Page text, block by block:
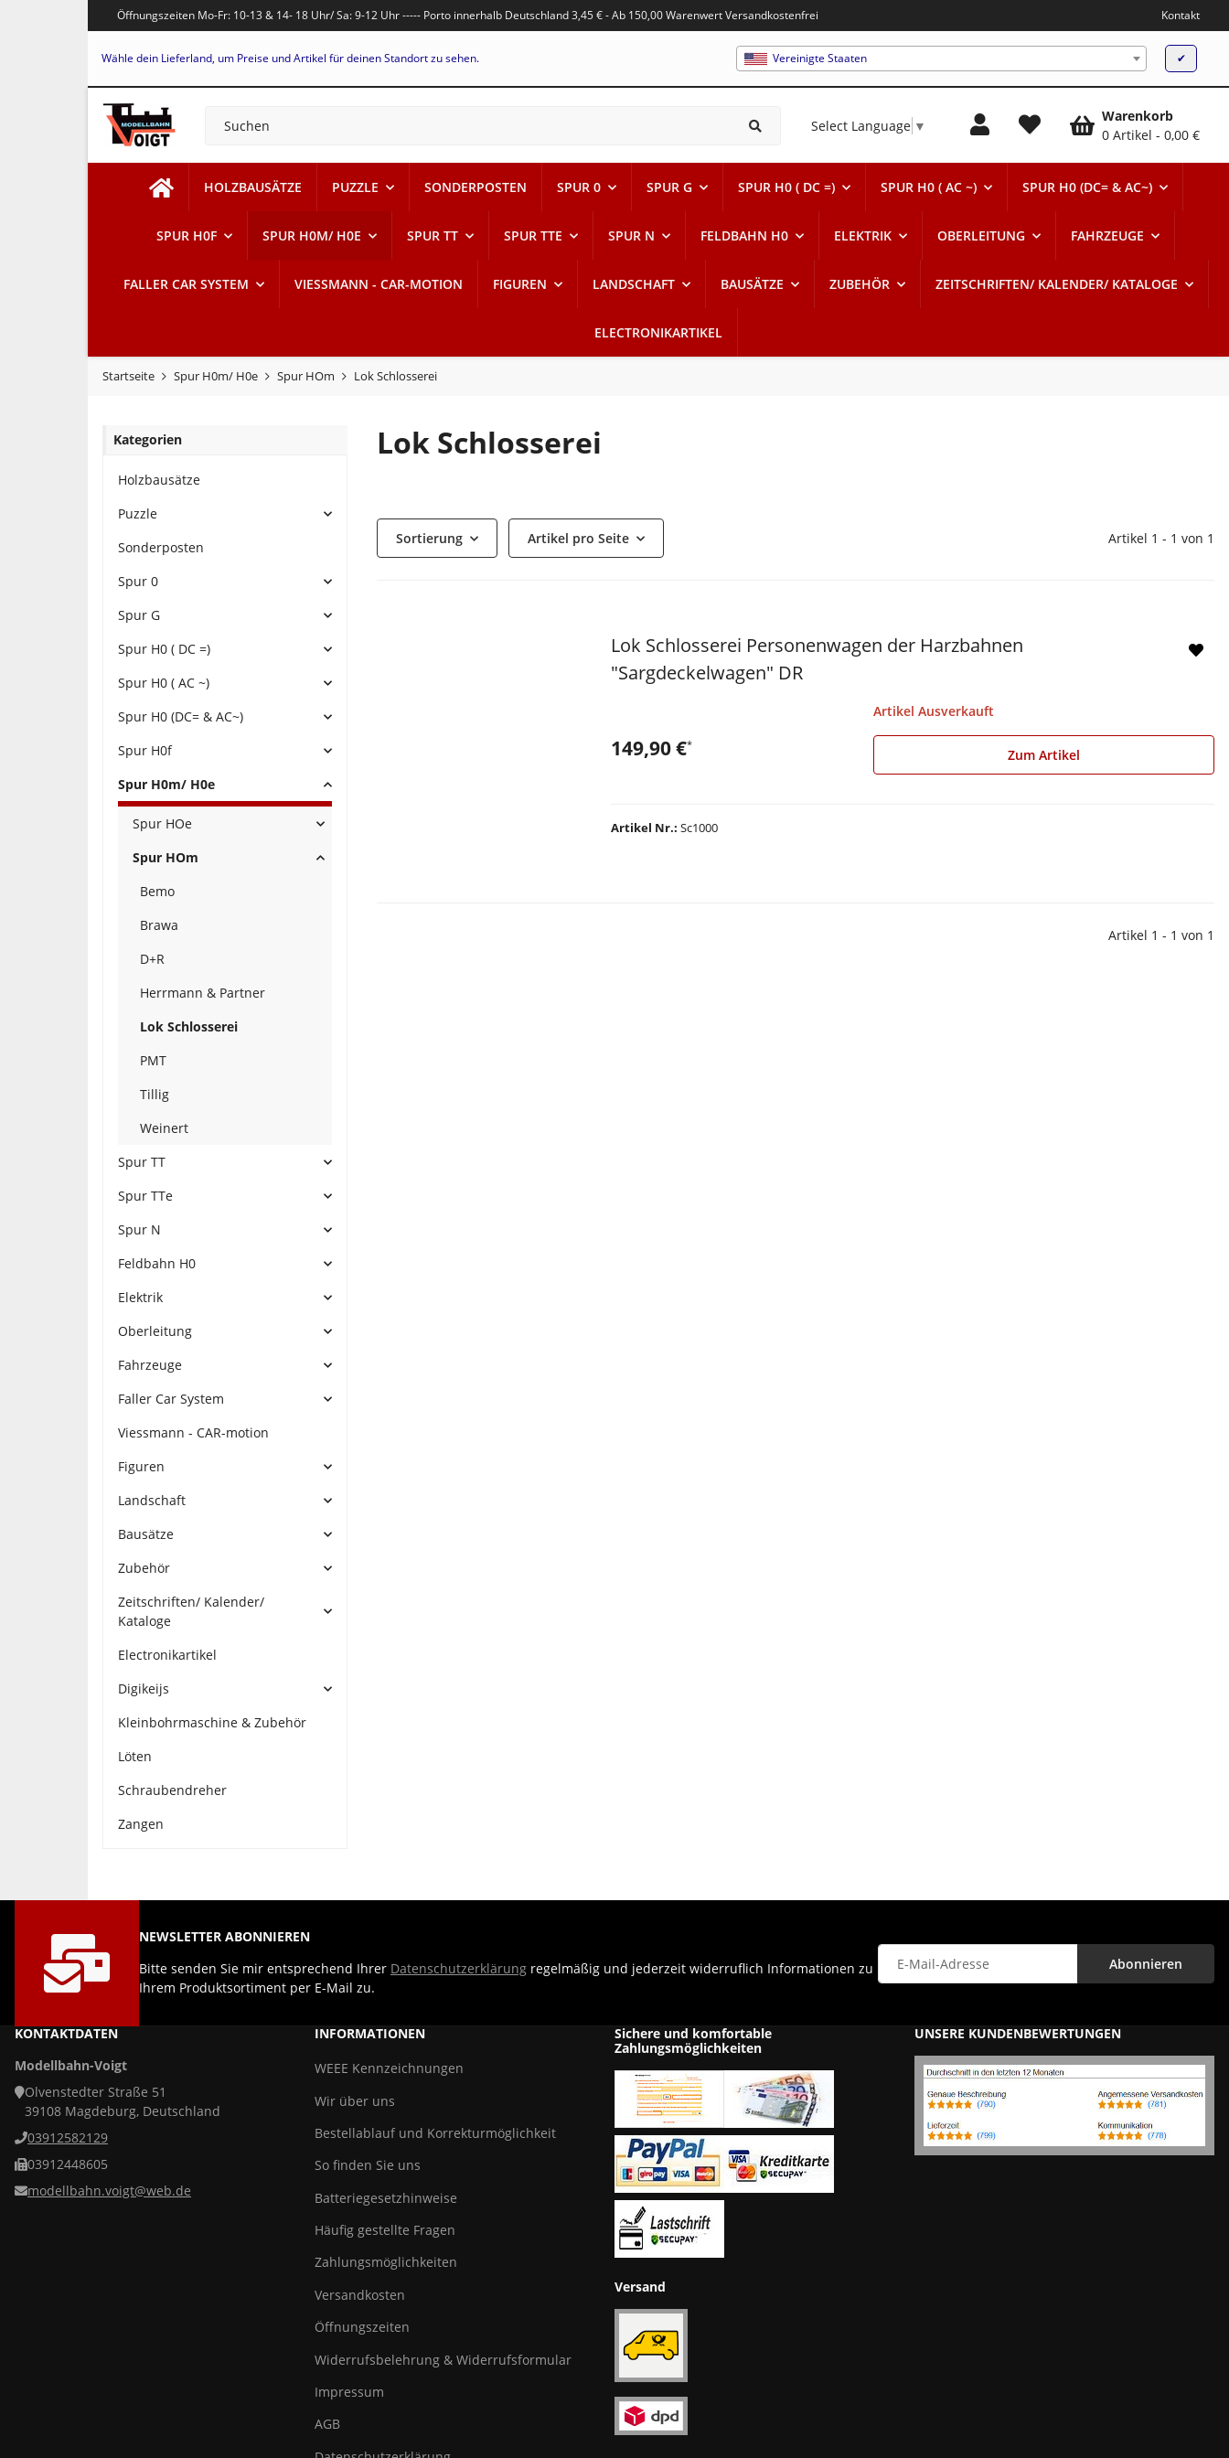
Öffnungszeiten Mo-Fr: 10-13 & 14- 18 Uhr/ Sa: 9-12 Uhr ----- Porto innerhalb Deutschland 3,45 € - Ab 150,00 Warenwert Versandkostenfrei Kontakt
Wähle dein Lieferland, um Preise und Artikel für deinen Standort zu sehen. Vereinigte Staaten ✔
Select Language ▼
HOLZBAUSÄTZE PUZZLE SONDERPOSTEN SPUR 0 SPUR G SPUR H0 ( DC =) SPUR H0 ( AC ~) SPUR H0 (DC= & AC~)
SPUR H0F SPUR H0M/ H0E SPUR TT SPUR TTE SPUR N FELDBAHN H0 ELEKTRIK OBERLEITUNG FAHRZEUGE
FALLER CAR SYSTEM VIESSMANN - CAR-MOTION FIGUREN LANDSCHAFT BAUSÄTZE ZUBEHÖR ZEITSCHRIFTEN/ KALENDER/ KATALOGE
ELECTRONIKARTIKEL
Warenkorb
0 Artikel
0,00 €
Startseite Spur H0m/ H0e Spur HOm Lok Schlosserei
Lok Schlosserei
Sortierung Artikel pro Seite Artikel 1 - 1 von 1
Lok Schlosserei Personenwagen der Harzbahnen
"Sargdeckelwagen" DR
Artikel Ausverkauft
Artikel Nr. Sc1000
149,90 €*
Zum Artikel
Artikel 1 - 1 von 1
Kategorien
Holzbausätze
Puzzle
Sonderposten
Spur 0
Spur G
Spur H0 ( DC =)
Spur H0 ( AC ~)
Spur H0 (DC= & AC~)
Spur H0f
Spur H0m/ H0e
Spur HOe
Spur HOm
Bemo
Brawa
D+R
Herrmann & Partner
Lok Schlosserei
PMT
Tillig
Weinert
Spur TT
Spur TTe
Spur N
Feldbahn H0
Elektrik
Oberleitung
Fahrzeuge
Faller Car System
Viessmann - CAR-motion
Figuren
Landschaft
Bausätze
Zubehör
Zeitschriften/ Kalender/
Kataloge
Electronikartikel
Digikeijs
Kleinbohrmaschine & Zubehör
Löten
Schraubendreher
Zangen
KONTAKTDATEN
Modellbahn-Voigt
Olvenstedter Straße 51
39108 Magdeburg, Deutschland
03912582129
03912448605
modellbahn.voigt@web.de
INFORMATIONEN
WEEE Kennzeichnungen
Wir über uns
Bestellablauf und Korrekturmöglichkeit
So finden Sie uns
Batteriegesetzhinweise
Häufig gestellte Fragen
Zahlungsmöglichkeiten
Versandkosten
Öffnungszeiten
Widerrufsbelehrung & Widerrufsformular
Impressum
AGB
Sichere und komfortable
Zahlungsmöglichkeiten
Versand
UNSERE KUNDENBEWERTUNGEN
NEWSLETTER ABONNIEREN
Bitte senden Sie mir entsprechend Ihrer Datenschutzerklärung regelmäßig und jederzeit widerruflich Informationen zu
Ihrem Produktsortiment per E-Mail zu.
Abonnieren